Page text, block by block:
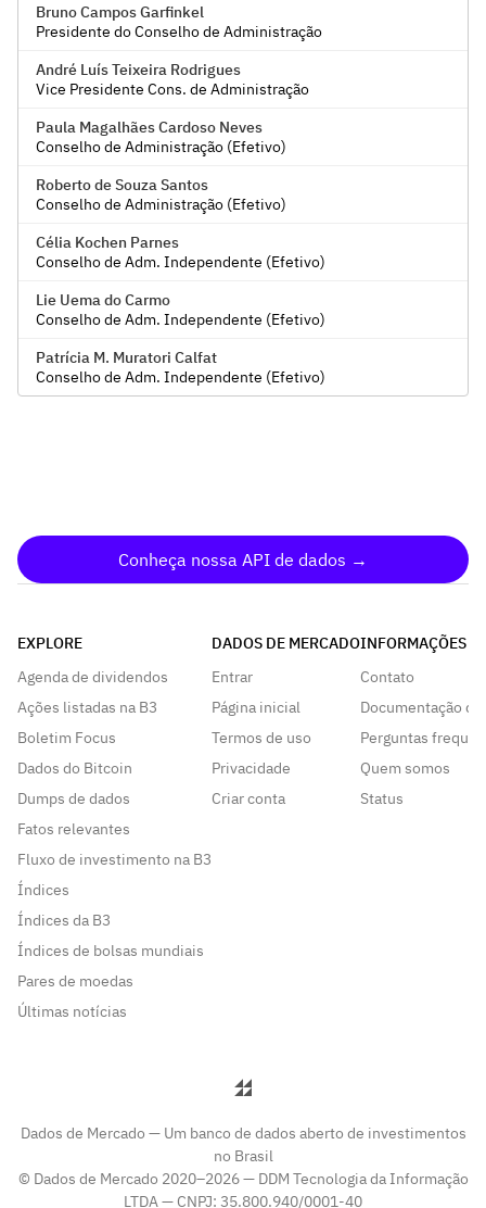
Bruno Campos Garfinkel
Presidente do Conselho de Administração
André Luís Teixeira Rodrigues
Vice Presidente Cons. de Administração
Paula Magalhães Cardoso Neves
Conselho de Administração (Efetivo)
Roberto de Souza Santos
Conselho de Administração (Efetivo)
Célia Kochen Parnes
Conselho de Adm. Independente (Efetivo)
Lie Uema do Carmo
Conselho de Adm. Independente (Efetivo)
Patrícia M. Muratori Calfat
Conselho de Adm. Independente (Efetivo)
Conheça nossa API de dados →
EXPLORE
Agenda de dividendos
Ações listadas na B3
Boletim Focus
Dados do Bitcoin
Dumps de dados
Fatos relevantes
Fluxo de investimento na B3
Índices
Índices da B3
Índices de bolsas mundiais
Pares de moedas
Últimas notícias
DADOS DE MERCADO
Entrar
Página inicial
Termos de uso
Privacidade
Criar conta
INFORMAÇÕES
Contato
Documentação da
Perguntas
Quem somos
Status
Dados de Mercado — Um banco de dados aberto de investimentos
no Brasil
© Dados de Mercado 2020–2026 — DDM Tecnologia da Informação
LTDA — CNPJ: 35.800.940/0001-40